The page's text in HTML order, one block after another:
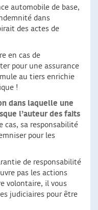
automobile de base,
dans
des actes de
en cas de
pour une assurance
au tiers enrichie
!
dans laquelle une
l’auteur des faits
cas, sa responsabilité
pour les
de responsabilité
pas les actions
volontaire, il vous
judiciaires pour être